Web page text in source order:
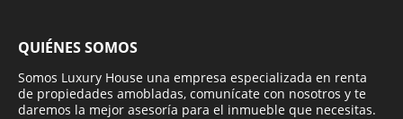
QUIÉNES SOMOS
Somos Luxury House una empresa especializada en renta
de propiedades amobladas, comunícate con nosotros y te
daremos la mejor asesoría para el inmueble que necesitas.